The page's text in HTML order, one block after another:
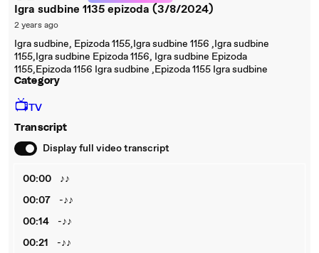
Igra sudbine 1135 epizoda (3/8/2024)
2 years ago
Igra sudbine, Epizoda 1155,Igra sudbine 1156 ,Igra sudbine
1155,Igra sudbine Epizoda 1156, Igra sudbine Epizoda
1155,Epizoda 1156 Igra sudbine ,Epizoda 1155 Igra sudbine
Category
📺TV
Transcript
Display full video transcript
00:00
♪♪
00:07
-♪♪
00:14
-♪♪
00:21
-♪♪